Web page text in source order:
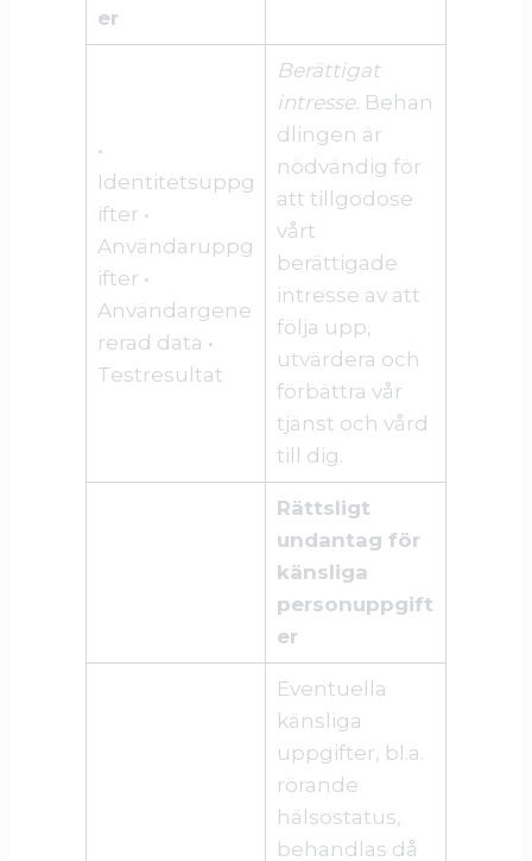
er
•
Identitetsuppg
ifter •
Användaruppg
ifter •
Användargene
rerad data •
Testresultat
Berättigat
intresse. Behan
dlingen är
nödvändig för
att tillgodose
vårt
berättigade
intresse av att
följa upp,
utvärdera och
förbättra vår
tjänst och vård
till dig.
Rättsligt
undantag för
känsliga
personuppgift
er
Eventuella
känsliga
uppgifter, bl.a.
rörande
hälsostatus,
behandlas då